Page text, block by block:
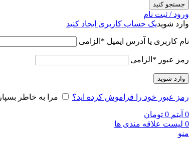
جستجو کنید
ورود / ثبت نام
وارد شویدیک حساب کاربری ایجاد کنید
نام کاربری یا آدرس ایمیل * الزامی
رمز عبور * الزامی
وارد شوید
رمز عبور خود را فراموش کرده اید؟ مرا به خاطر بسپار
0 آیتم 0 تومان
0 لیست علاقه مندی ها
منو